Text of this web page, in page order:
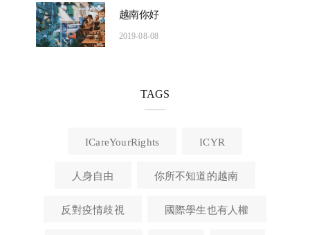
越南你好
2019-08-08
TAGS
ICareYourRights ICYR
人身自由 你所不知道的越南
反對疫情歧視 國際學生也有人權